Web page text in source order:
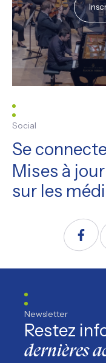
Social
Se
Mises à
sur les
Newsletter
Restez
dernières